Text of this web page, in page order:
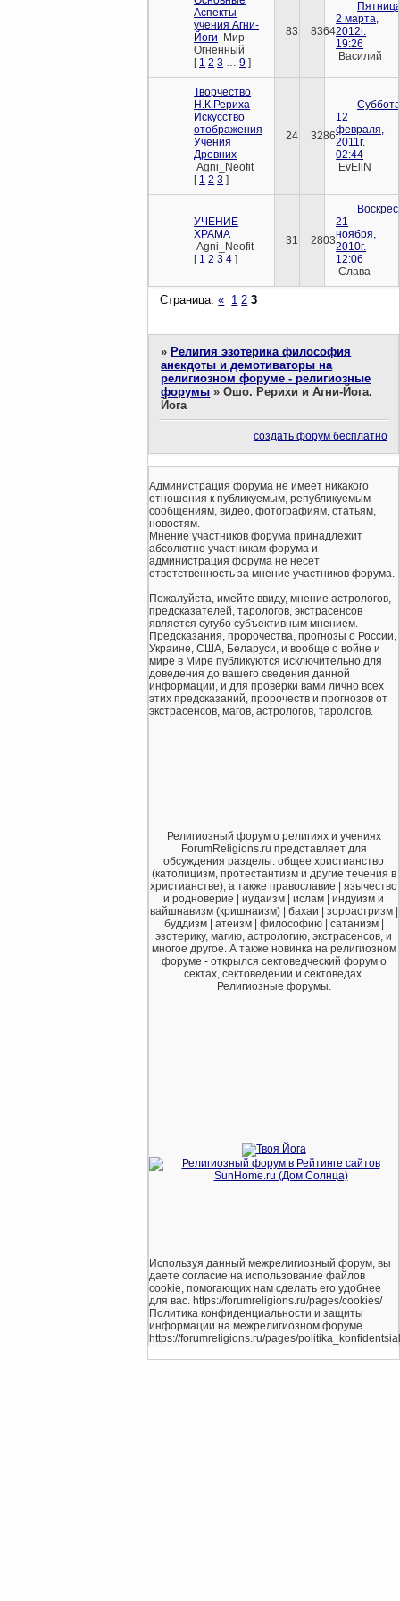
Аспекты
учения Агни-
Йоги Мир
Огненный
[ 1 2 3 9 ]
83 8364
2 марта,
2012г.
19:26
Василий
Творчество
Н.К.Рериха
Искусство
отображения
Учения
Древних
Agni_Neofit
[ 1 2 3 ]
24 3286
12
февраля,
2011г.
02:44
EvEliN
УЧЕНИЕ
ХРАМА
Agni_Neofit
[ 1 2 3 4 ]
31 2803
21
ноября,
2010г.
12:06
Слава
Страница:« 1 2 3
»Религия эзотерика философия
анекдоты и демотиваторы на
религиозном форуме - религиозные
форумы »Ошо. Рерихи и Агни-Йога.
Йога
создать форум бесплатно
Администрация форума не имеет никакого
отношения к публикуемым, републикуемым
сообщениям, видео, фотографиям, статьям,
новостям.
Мнение участников форума принадлежит
абсолютно участникам форума и
администрация форума не несет
ответственность за мнение участников форума.
Пожалуйста, имейте ввиду, мнение астрологов,
предсказателей, тарологов, экстрасенсов
является сугубо субъективным мнением.
Предсказания, пророчества, прогнозы о России,
Украине, США, Беларуси, и вообще о войне и
мире в Мире публикуются исключительно для
доведения до вашего сведения данной
информации, и для проверки вами лично всех
этих предсказаний, пророчеств и прогнозов от
экстрасенсов, магов, астрологов, тарологов.
Религиозный форум о религиях и учениях
ForumReligions.ru представляет для
обсуждения разделы: общее христианство
(католицизм, протестантизм и другие течения в
христианстве), а также православие | язычество
и родноверие | иудаизм | ислам | индуизм и
вайшнавизм (кришнаизм) | бахаи | зороастризм |
буддизм | атеизм | философию | сатанизм |
эзотерику, магию, астрологию, экстрасенсов, и
многое другое. А также новинка на религиозном
форуме - открылся сектоведческий форум о
сектах, сектоведении и сектоведах.
Религиозные форумы.
Используя данный межрелигиозный форум, вы
даете согласие на использование файлов
cookie, помогающих нам сделать его удобнее
для вас. https://forumreligions.ru/pages/cookies/
Политика конфиденциальности и защиты
информации на межрелигиозном форуме
https://forumreligions.ru/pages/